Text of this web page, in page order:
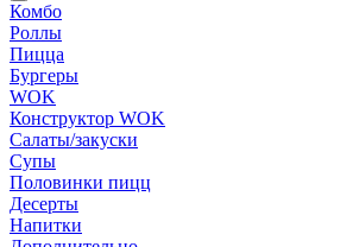
Комбо
Роллы
Пицца
Бургеры
WOK
Конструктор WOK
Салаты/закуски
Супы
Половинки пицц
Десерты
Напитки